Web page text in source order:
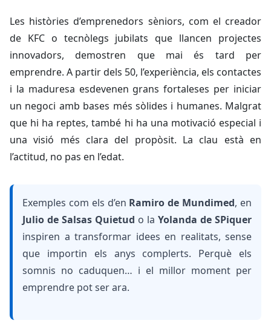
Les històries d’emprenedors sèniors, com el creador
de KFC o tecnòlegs jubilats que llancen projectes
innovadors, demostren que mai és tard per
emprendre. A partir dels 50, l’experiència, els contactes
i la maduresa esdevenen grans fortaleses per iniciar
un negoci amb bases més sòlides i humanes. Malgrat
que hi ha reptes, també hi ha una motivació especial i
una visió més clara del propòsit. La clau està en
l’actitud, no pas en l’edat.
Exemples com els d’en Ramiro de Mundimed, en
Julio de Salsas Quietud o la Yolanda de SPiquer
inspiren a transformar idees en realitats, sense
que importin els anys complerts. Perquè els
somnis no caduquen… i el millor moment per
emprendre pot ser ara.